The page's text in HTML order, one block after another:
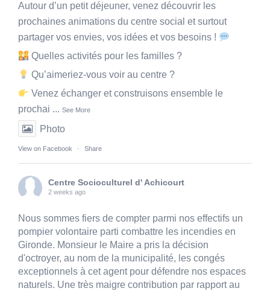
Autour d’un petit déjeuner, venez découvrir les
prochaines animations du centre social et surtout
partager vos envies, vos idées et vos besoins !
Quelles activités pour les familles ?
Qu’aimeriez-vous voir au centre ?
Venez échanger et construisons ensemble le
prochai ... See More
Photo
View on Facebook · Share
Centre Socioculturel d' Achicourt
2 weeks ago
Nous sommes fiers de compter parmi nos effectifs un
pompier volontaire parti combattre les incendies en
Gironde. Monsieur le Maire a pris la décision
d'octroyer, au nom de la municipalité, les congés
exceptionnels à cet agent pour défendre nos espaces
naturels. Une très maigre contribution par rapport au